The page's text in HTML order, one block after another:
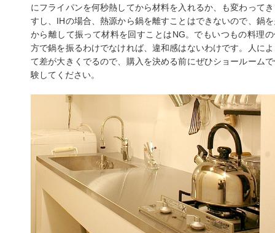
にフライパンを何秒熱してから材料を入れるか、も変わって
すし、IHの場合、熱源から鍋を離すことはできないので、鍋
から離して振って材料を回すことはNG。でもいつもの料理
方で鍋を振るわけでなければ、違和感はないわけです。人に
て差が大きくでるので、購入を決める前にぜひショールーム
験してください。